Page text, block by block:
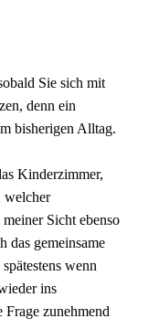
Sie sich mit
denn ein
bisherigen Alltag.
Kinderzimmer,
welcher
Sicht ebenso
das gemeinsame
wenn
ins
zunehmend